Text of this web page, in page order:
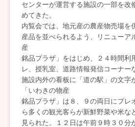
センターが運営する施設の一部を改
めてきた。
内覧会では、地元産の農産物売場を
産品を並べられるよう、リニューア
産
銘品プラザ」をはじめ、２４時間利
レ、授乳室、道路情報発信コーナー
施設内外の看板に「道の駅」の文字
「いわきの物産
銘品プラザ」は８、９の両日にプレ
ら多くの観光客らが新鮮野菜や米な
見られた。１２日は午前９時３０分